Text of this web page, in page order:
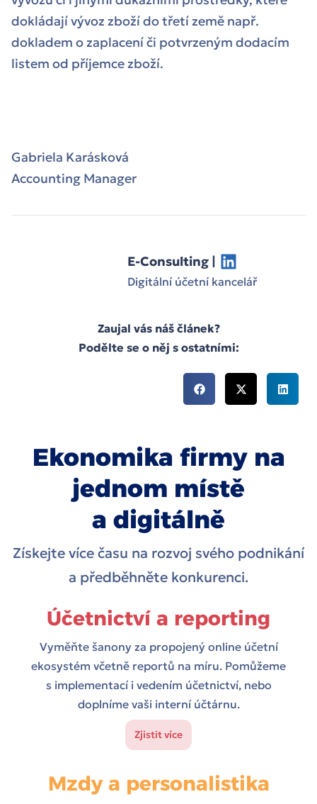
dokládají vývoz zboží do třetí země např.
dokladem o zaplacení či potvrzeným dodacím
listem od příjemce zboží.
Gabriela Karásková
Accounting Manager
E-Consulting |
Digitální účetní kancelář
Zaujal vás náš článek?
Podělte se o něj s ostatními:
Ekonomika firmy na
jednom místě
a digitálně
Získejte více času na rozvoj svého podnikání
a předběhněte konkurenci.
Účetnictví a reporting
Vyměňte šanony za propojený online účetní
ekosystém včetně reportů na míru. Pomůžeme
s implementací i vedením účetnictví, nebo
doplníme vaši interní účtárnu.
Zjistit více
Mzdy a personalistika